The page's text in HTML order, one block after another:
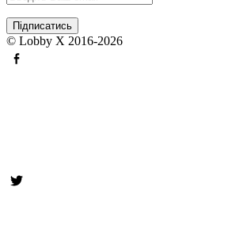
© Lobby X 2016-2026